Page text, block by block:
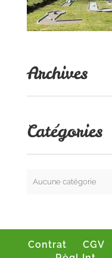
Archives
Catégories
Aucune catégorie
Contrat CGV